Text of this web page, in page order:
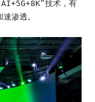
技术，有
渗透。